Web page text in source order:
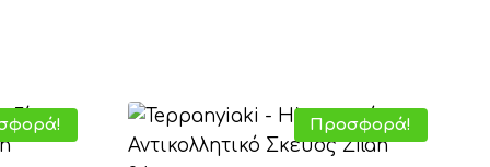
Προσφορά!